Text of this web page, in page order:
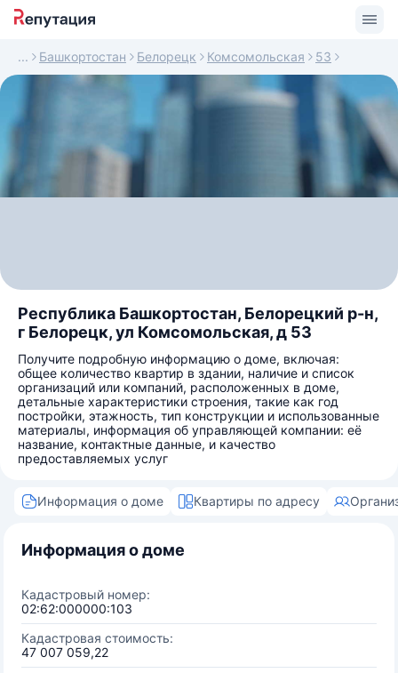
Башкортостан Белорецк Комсомольская 53
Республика Башкортостан, Белорецкий р-н,
г Белорецк, ул Комсомольская, д 53
Получите подробную информацию о доме, включая:
общее количество квартир в здании, наличие и список
организаций или компаний, расположенных в доме,
детальные характеристики строения, такие как год
постройки, этажность, тип конструкции и использованные
материалы, информация об управляющей компании: её
название, контактные данные, и качество
предоставляемых услуг
Информация о доме Квартиры по адресу
Информация о доме
Кадастровый номер:
02:62:000000:103
Кадастровая стоимость:
47 007 059,22